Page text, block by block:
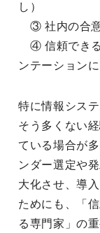
し）
③ 社内の合意
④ 信頼できる
ンテーション
特に情報シス
そう多くない
ている場合が
ンダー選定や
大化させ、導
ためにも、「
る専門家」の